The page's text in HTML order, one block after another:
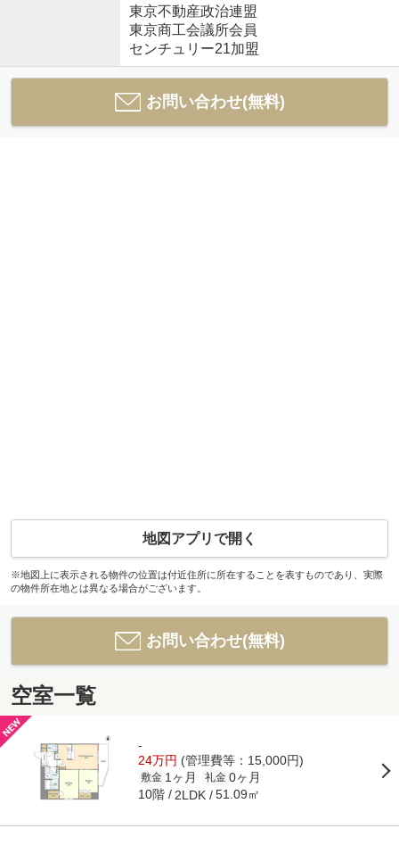
東京不動産政治連盟
東京商工会議所会員
センチュリー21加盟
お問い合わせ(無料)
地図アプリで開く
※地図上に表示される物件の位置は付近住所に所在することを表すものであり、実際
の物件所在地とは異なる場合がございます。
お問い合わせ(無料)
空室一覧
-
24万円 (管理費等：15,000円)
敷金 1ヶ月 礼金 0ヶ月
10階 2LDK 51.09㎡